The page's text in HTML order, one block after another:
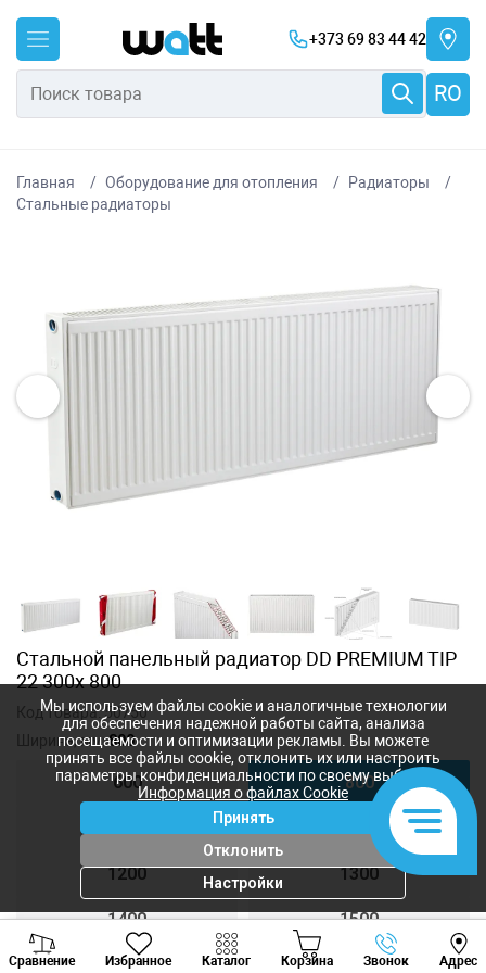
+373 69 83 44 42
RO
Главная Оборудование для отопления
Радиаторы
Стальные радиаторы
Стальной панельный радиатор DD PREMIUM TIP
22 300x 800
Код товара:50750
Ширина, мм:800
600 800
1200 1300
1400 1500
1600 1800
Сравнение Избранное Каталог Корзина Звонок Адрес
Viber Whatsapp
Мы используем файлы cookie и аналогичные технологии
для обеспечения надежной работы сайта, анализа
посещаемости и оптимизации рекламы. Вы можете
принять все файлы cookie, отклонить их или настроить
параметры конфиденциальности по своему выбору.
Информация о файлах Cookie
Принять
Отклонить
Настройки